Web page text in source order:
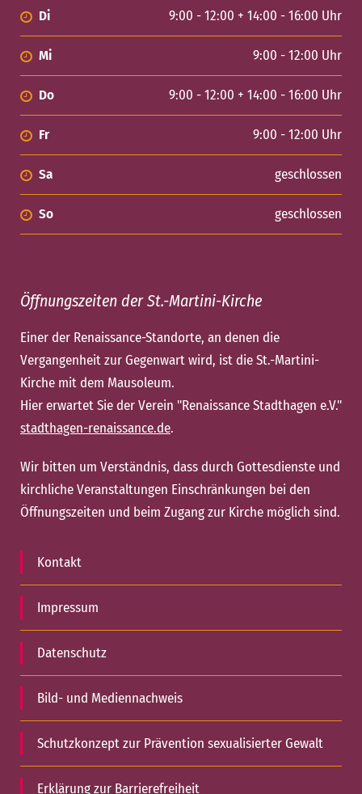
Di 9:00 - 12:00 + 14:00 - 16:00 Uhr
Mi 9:00 - 12:00 Uhr
Do 9:00 - 12:00 + 14:00 - 16:00 Uhr
Fr 9:00 - 12:00 Uhr
Sa geschlossen
So geschlossen
Öffnungszeiten der St.-Martini-Kirche
Einer der Renaissance-Standorte, an denen die
Vergangenheit zur Gegenwart wird, ist die St.-Martini-
Kirche mit dem Mausoleum.
Hier erwartet Sie der Verein "Renaissance Stadthagen e.V."
stadthagen-renaissance.de.
Wir bitten um Verständnis, dass durch Gottesdienste und
kirchliche Veranstaltungen Einschränkungen bei den
Öffnungszeiten und beim Zugang zur Kirche möglich sind.
Kontakt
Impressum
Datenschutz
Bild- und Mediennachweis
Schutzkonzept zur Prävention sexualisierter Gewalt
Erklärung zur Barrierefreiheit